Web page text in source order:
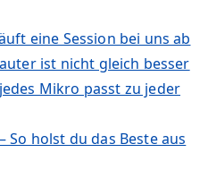
eine Session bei uns ab
ist nicht gleich besser
Mikro passt zu jeder
holst du das Beste aus